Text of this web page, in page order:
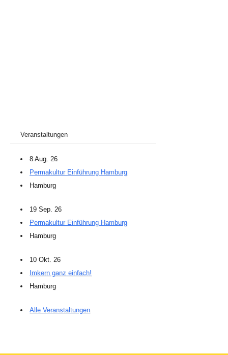
Veranstaltungen
8 Aug. 26
Permakultur Einführung Hamburg
Hamburg
19 Sep. 26
Permakultur Einführung Hamburg
Hamburg
10 Okt. 26
Imkern ganz einfach!
Hamburg
Alle Veranstaltungen